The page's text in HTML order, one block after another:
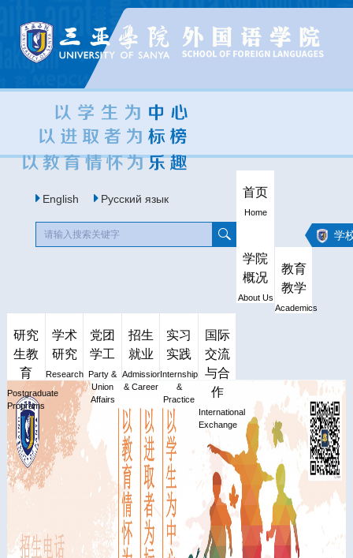
English Русский язык
学
首页
Home
学院
概况
About Us
教育
教学
Academics
研究
生教
育
Postgraduate
Programs
学术
研究
Research
党团
学工
Party &
Union
Affairs
招生
就业
Admission
& Career
实习
实践
Internship
&
Practice
国际
交流
与合
作
International
Exchange